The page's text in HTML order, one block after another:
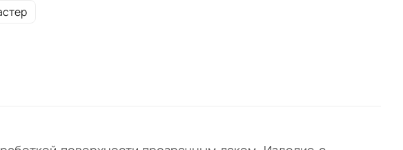
дверьми с
разместить